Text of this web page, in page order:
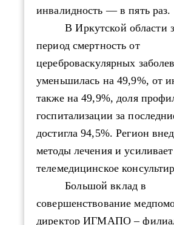
инвалидность — в пять раз.
В Иркутской области
периодсмертность от
цереброваскулярных
уменьшилась на 49,9%, от
также на 49,9%, доля
госпитализации за
достигла 94,5%. Регион
методы лечения и усиливает
телемедицинское
Большой вклад в
совершенствование
директор ИГМАПО –